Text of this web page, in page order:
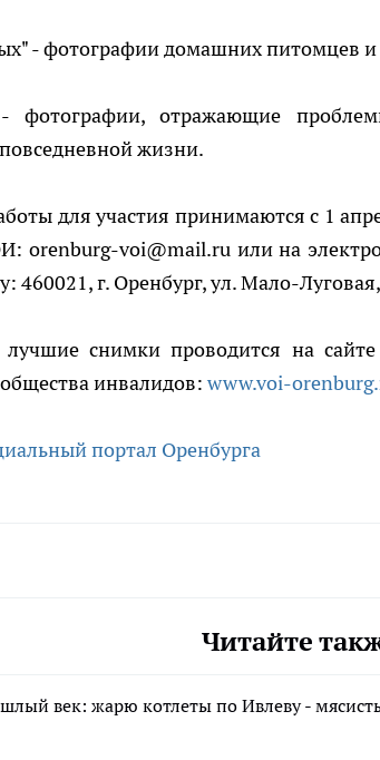
- фотографии домашних питомцев
- фотографии, отражающие
жизни.
для участия принимаются с 1
orenburg-voi@mail.ru или на
460021, г. Оренбург, ул. Мало-
лучшие снимки проводится на
инвалидов: www.voi-
портал Оренбурга
Читайте
век: жарю котлеты по Ивлеву -